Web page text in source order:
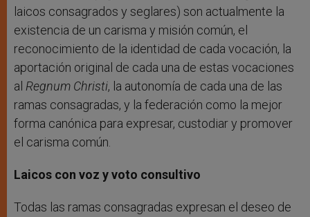
laicos consagrados y seglares) son actualmente la
existencia de un carisma y misión común, el
reconocimiento de la identidad de cada vocación, la
aportación original de cada una de estas vocaciones
al Regnum Christi, la autonomía de cada una de las
ramas consagradas, y la federación como la mejor
forma canónica para expresar, custodiar y promover
el carisma común.
Laicos con voz y voto consultivo
Todas las ramas consagradas expresan el deseo de